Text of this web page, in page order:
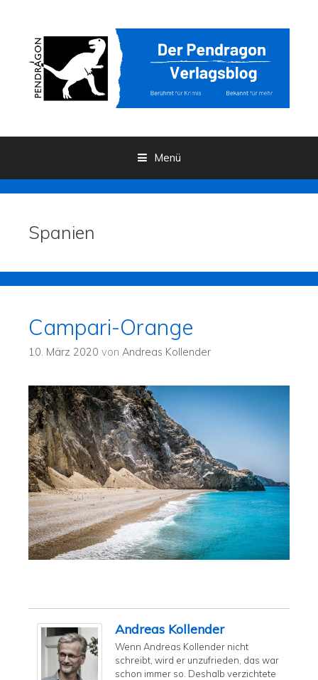
Menü
Spanien
Campari-Orange
10. März 2020 von Andreas Kollender
Andreas Kollender
Wenn Andreas Kollender nicht
schreibt, wird er unzufrieden, das war
schon immer so. Deshalb verzichtete